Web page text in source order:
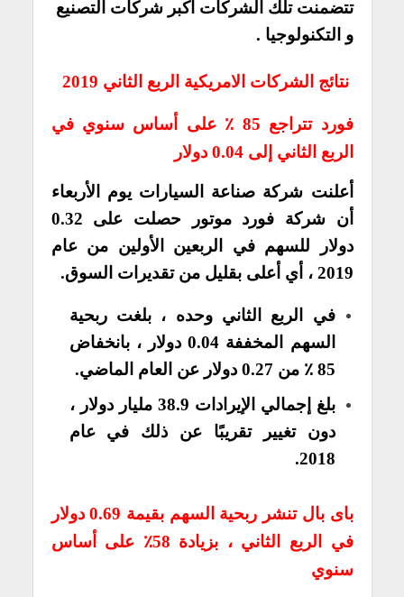
تتضمنت تلك الشركات اكبر شركات التصنيع
و التكنولوجيا .
نتائج الشركات الامريكية الربع الثاني 2019
فورد تتراجع 85 ٪ على أساس سنوي في
الربع الثاني إلى 0.04 دولار
أعلنت شركة صناعة السيارات يوم الأربعاء
أن شركة فورد موتور حصلت على 0.32
دولار للسهم في الربعين الأولين من عام
2019 ، أي أعلى بقليل من تقديرات السوق.
في الربع الثاني وحده ، بلغت ربحية
السهم المخففة 0.04 دولار ، بانخفاض
85 ٪ من 0.27 دولار عن العام الماضي.
بلغ إجمالي الإيرادات 38.9 مليار دولار ،
دون تغيير تقريبًا عن ذلك في عام
2018.
باى بال تنشر ربحية السهم بقيمة 0.69 دولار
في الربع الثاني ، بزيادة 58٪ على أساس
سنوي